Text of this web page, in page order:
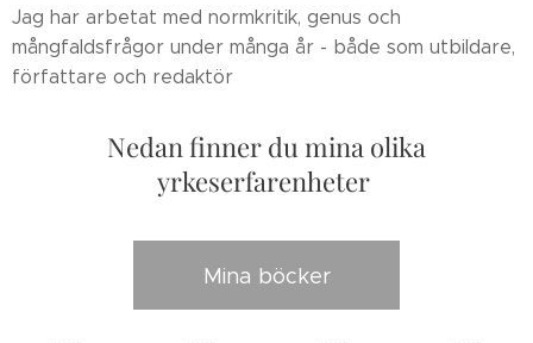
Jag har arbetat med normkritik, genus och
mångfaldsfrågor under många år - både som utbildare,
författare och redaktör
Nedan finner du mina olika
yrkeserfarenheter
Mina böcker